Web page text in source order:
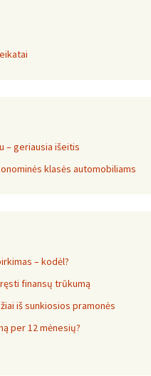
– geriausia išeitis
klasės automobiliams
– kodėl?
finansų trūkumą
iš sunkiosios pramonės
per 12 mėnesių?